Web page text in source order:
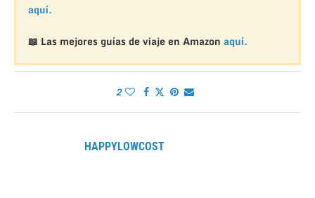
aquí.
📖 Las mejores guías de viaje en Amazon aquí.
2
HAPPYLOWCOST